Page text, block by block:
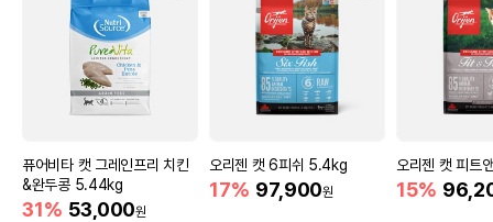
퓨어비타 캣 그레인프리 치킨
&완두콩 5.44kg
31% 53,000원
오리젠 캣 6피쉬 5.4kg
17% 97,900원
오리젠 캣 피트
15%